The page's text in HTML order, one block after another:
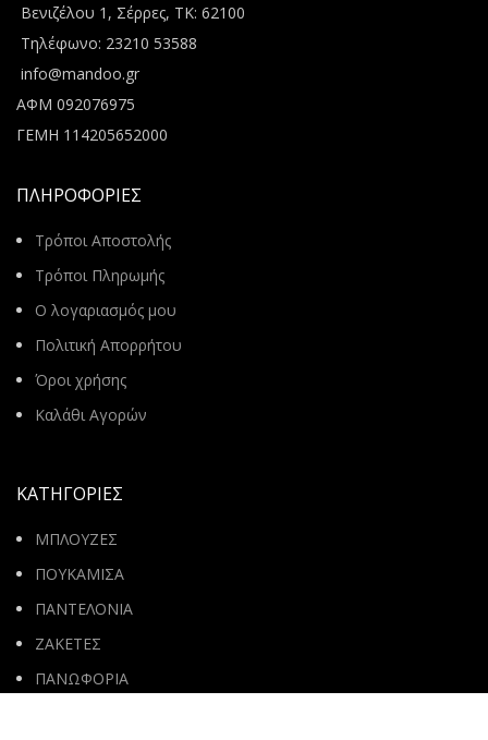
Βενιζέλου 1, Σέρρες, ΤΚ: 62100
Τηλέφωνο: 23210 53588
info@mandoo.gr
ΑΦΜ 092076975
ΓΕΜΗ 114205652000
ΠΛΗΡΟΦΟΡΙΕΣ
Τρόποι Αποστολής
Τρόποι Πληρωμής
Ο λογαριασμός μου
Πολιτική Απορρήτου
Όροι χρήσης
Καλάθι Αγορών
ΚΑΤΗΓΟΡΙΕΣ
ΜΠΛΟΥΖΕΣ
ΠΟΥΚΑΜΙΣΑ
ΠΑΝΤΕΛΟΝΙΑ
ΖΑΚΕΤΕΣ
ΠΑΝΩΦΟΡΙΑ